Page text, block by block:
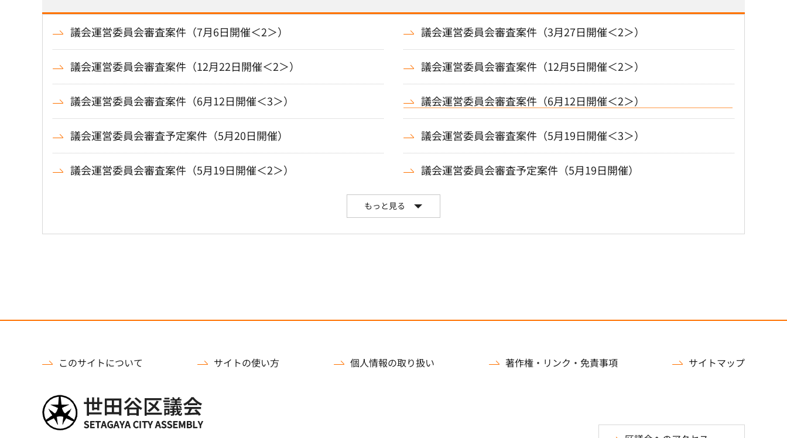
議会運営委員会審査案件（7月6日開催＜2＞） 議会運営委員会審査案件（3月27日開催＜2＞）
議会運営委員会審査案件（12月22日開催＜2＞） 議会運営委員会審査案件（12月5日開催＜2＞）
議会運営委員会審査案件（6月12日開催＜3＞） 議会運営委員会審査案件（6月12日開催＜2＞）
議会運営委員会審査予定案件（5月20日開催） 議会運営委員会審査案件（5月19日開催＜3＞）
議会運営委員会審査案件（5月19日開催＜2＞） 議会運営委員会審査予定案件（5月19日開催）
もっと見る
このサイトについて サイトの使い方 個人情報の取り扱い 著作権・リンク・免責事項 サイトマップ
世田谷区議会